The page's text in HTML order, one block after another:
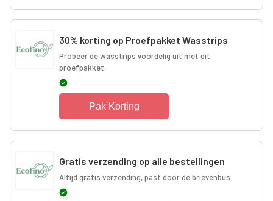
30% korting op Proefpakket Wasstrips
Probeer de wasstrips voordelig uit met dit
proefpakket.
Pak Korting
Gratis verzending op alle bestellingen
Altijd gratis verzending, past door de brievenbus.